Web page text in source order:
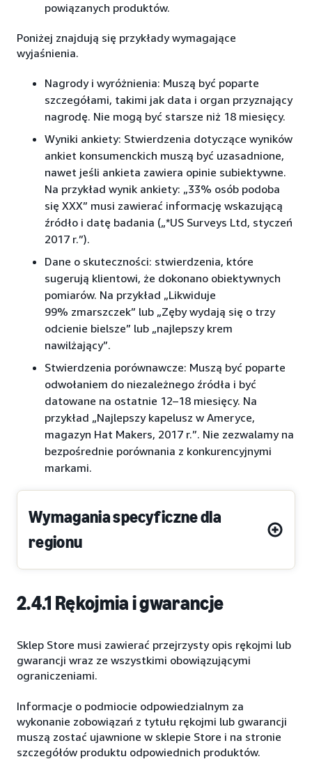
powiązanych produktów.
Poniżej znajdują się przykłady wymagające
wyjaśnienia.
Nagrody i wyróżnienia: Muszą być poparte
szczegółami, takimi jak data i organ przyznający
nagrodę. Nie mogą być starsze niż 18 miesięcy.
Wyniki ankiety: Stwierdzenia dotyczące wyników
ankiet konsumenckich muszą być uzasadnione,
nawet jeśli ankieta zawiera opinie subiektywne.
Na przykład wynik ankiety: „33% osób podoba
się XXX” musi zawierać informację wskazującą
źródło i datę badania („*US Surveys Ltd, styczeń
2017 r.”).
Dane o skuteczności: stwierdzenia, które
sugerują klientowi, że dokonano obiektywnych
pomiarów. Na przykład „Likwiduje
99% zmarszczek” lub „Zęby wydają się o trzy
odcienie bielsze” lub „najlepszy krem
nawilżający”.
Stwierdzenia porównawcze: Muszą być poparte
odwołaniem do niezależnego źródła i być
datowane na ostatnie 12–18 miesięcy. Na
przykład „Najlepszy kapelusz w Ameryce,
magazyn Hat Makers, 2017 r.”. Nie zezwalamy na
bezpośrednie porównania z konkurencyjnymi
markami.
Wymagania specyficzne dla
regionu
2.4.1 Rękojmia i gwarancje
Sklep Store musi zawierać przejrzysty opis rękojmi lub
gwarancji wraz ze wszystkimi obowiązującymi
ograniczeniami.
Informacje o podmiocie odpowiedzialnym za
wykonanie zobowiązań z tytułu rękojmi lub gwarancji
muszą zostać ujawnione w sklepie Store i na stronie
szczegółów produktu odpowiednich produktów.